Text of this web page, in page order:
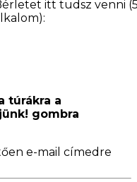
itt tudsz venni
túrákra a
gombra
e-mail címedre